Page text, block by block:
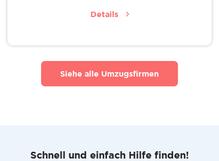
Details
Siehe alle Umzugsfirmen
Schnell und einfach Hilfe finden!